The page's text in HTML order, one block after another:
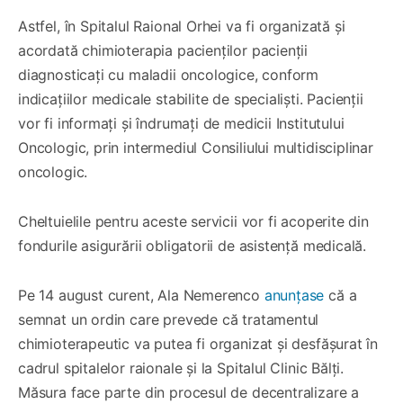
Astfel, în Spitalul Raional Orhei va fi organizată și
acordată chimioterapia pacienților pacienții
diagnosticați cu maladii oncologice, conform
indicațiilor medicale stabilite de specialiști. Pacienții
vor fi informați și îndrumați de medicii Institutului
Oncologic, prin intermediul Consiliului multidisciplinar
oncologic.
Cheltuielile pentru aceste servicii vor fi acoperite din
fondurile asigurării obligatorii de asistență medicală.
Pe 14 august curent, Ala Nemerenco anunțasecă a
semnat un ordin care prevede că tratamentul
chimioterapeutic va putea fi organizat și desfășurat în
cadrul spitalelor raionale și la Spitalul Clinic Bălți.
Măsura face parte din procesul de decentralizare a